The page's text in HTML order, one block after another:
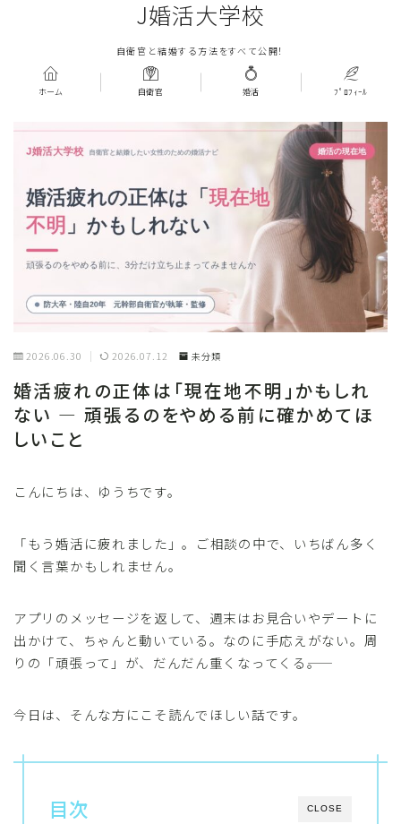
J婚活大学校
自衛官と結婚する方法をすべて公開！
ホーム 自衛官 婚活 ﾌﾟﾛﾌｨｰﾙ
2026.06.30 2026.07.12 未分類
婚活疲れの正体は「現在地不明」かもしれ
ない ― 頑張るのをやめる前に確かめてほ
しいこと
こんにちは、ゆうちです。
「もう婚活に疲れました」。ご相談の中で、いちばん多く
聞く言葉かもしれません。
アプリのメッセージを返して、週末はお見合いやデートに
出かけて、ちゃんと動いている。なのに手応えがない。周
りの「頑張って」が、だんだん重くなってくる――。
今日は、そんな方にこそ読んでほしい話です。
CLOSE
目次